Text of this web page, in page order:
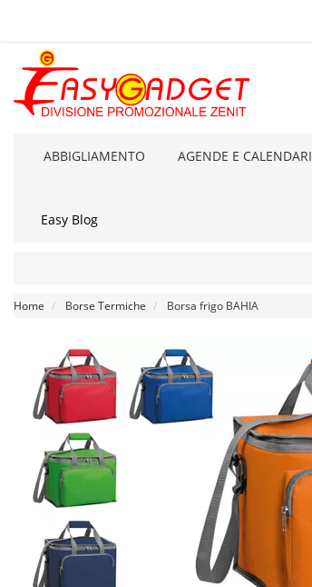
ABBIGLIAMENTO AGENDE E CALENDARI
Easy Blog
Home Borse Termiche Borsa frigo BAHIA